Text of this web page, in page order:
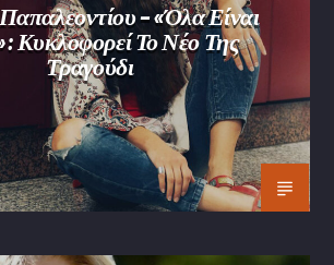
– «Όλα Είναι
Κυκλοφορεί Το Νέο Της
Τραγούδι